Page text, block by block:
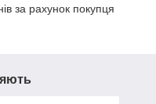
за рахунок покупця